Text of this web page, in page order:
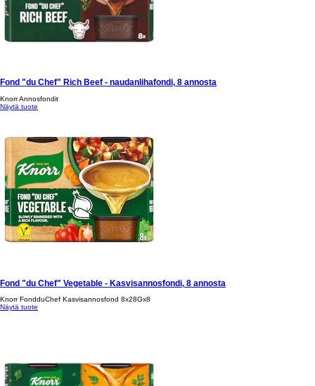
Fond "du Chef" Rich Beef - naudanlihafondi, 8 annosta
Knorr Annosfondit
Näytä tuote
Fond "du Chef" Vegetable - Kasvisannosfondi, 8 annosta
Knorr FondduChef Kasvisannosfond 8x28Gx8
Näytä tuote